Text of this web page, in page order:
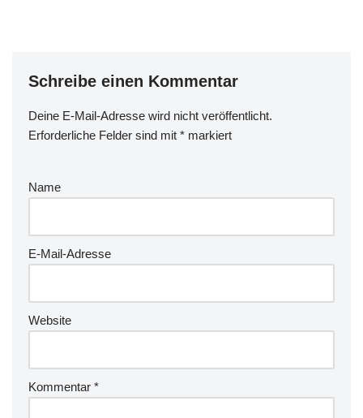
Schreibe einen Kommentar
Deine E-Mail-Adresse wird nicht veröffentlicht.
Erforderliche Felder sind mit * markiert
Name
E-Mail-Adresse
Website
Kommentar *